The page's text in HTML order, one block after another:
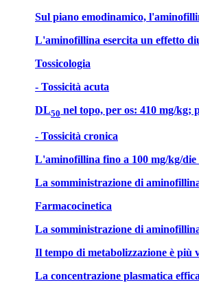
Sul piano emodinamico,
L'aminofillina esercita un effetto
Tossicologia
- Tossicità acuta
DL50 nel topo, per os: 410 mg/kg;
- Tossicità cronica
L'aminofillina fino a 100 mg/kg/die
La somministrazione di
Farmacocinetica
La somministrazione di
Il tempo di metabolizzazione è più
La concentrazione plasmatica